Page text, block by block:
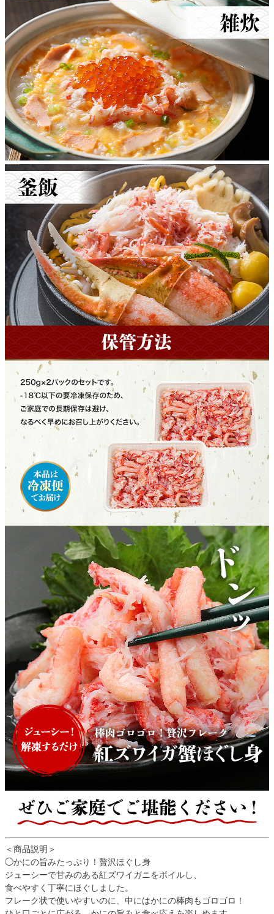
＜商品説明＞
◯かにの旨みたっぷり！贅沢ほぐし身
ジューシーで甘みのある紅ズワイガニをボイルし、
食べやすく丁寧にほぐしました。
フレーク状で使いやすいのに、中にはかにの棒肉もゴロゴロ！